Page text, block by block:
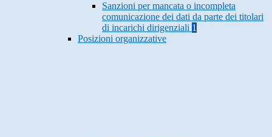
Sanzioni per mancata o incompleta
comunicazione dei dati da parte dei titolari
di incarichi dirigenziali 1
Posizioni organizzative